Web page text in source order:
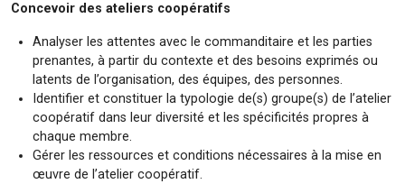
Concevoir des ateliers coopératifs
Analyser les attentes avec le commanditaire et les parties
prenantes, à partir du contexte et des besoins exprimés ou
latents de l’organisation, des équipes, des personnes.
Identifier et constituer la typologie de(s) groupe(s) de l’atelier
coopératif dans leur diversité et les spécificités propres à
chaque membre.
Gérer les ressources et conditions nécessaires à la mise en
œuvre de l’atelier coopératif.